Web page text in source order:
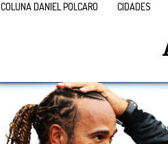
COLUNA DANIEL POLCARO CIDADES